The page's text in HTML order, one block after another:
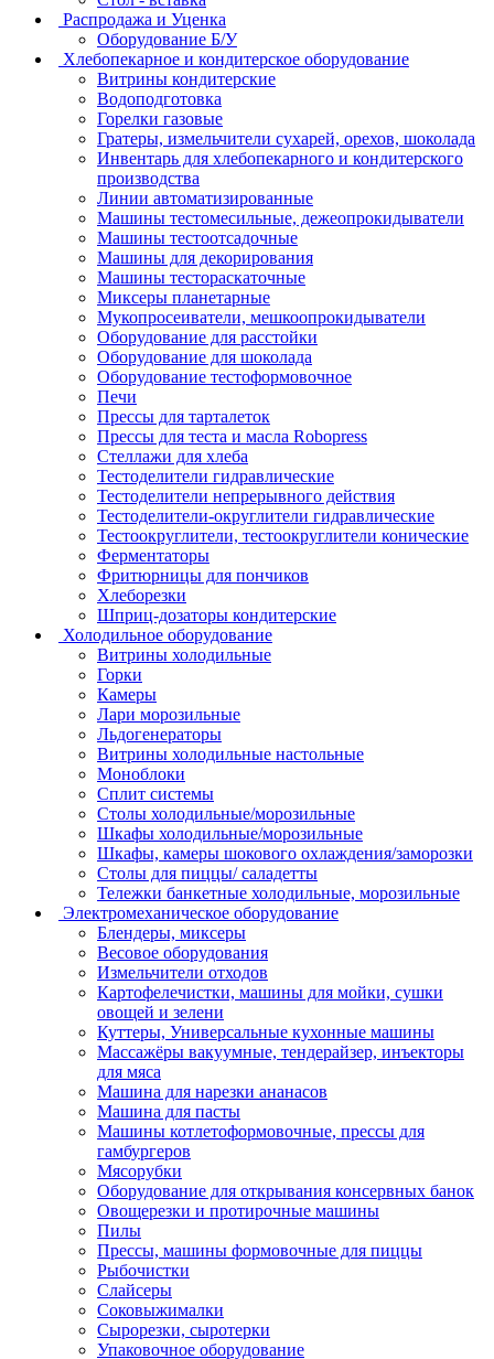
Распродажа и Уценка
Оборудование Б/У
Хлебопекарное и кондитерское оборудование
Витрины кондитерские
Водоподготовка
Горелки газовые
Гратеры, измельчители сухарей, орехов, шоколада
Инвентарь для хлебопекарного и кондитерского
производства
Линии автоматизированные
Машины тестомесильные, дежеопрокидыватели
Машины тестоотсадочные
Машины для декорирования
Машины тестораскаточные
Миксеры планетарные
Мукопросеиватели, мешкоопрокидыватели
Оборудование для расстойки
Оборудование для шоколада
Оборудование тестоформовочное
Печи
Прессы для тарталеток
Прессы для теста и масла Robopress
Стеллажи для хлеба
Тестоделители гидравлические
Тестоделители непрерывного действия
Тестоделители-округлители гидравлические
Тестоокруглители, тестоокруглители конические
Ферментаторы
Фритюрницы для пончиков
Хлеборезки
Шприц-дозаторы кондитерские
Холодильное оборудование
Витрины холодильные
Горки
Камеры
Лари морозильные
Льдогенераторы
Витрины холодильные настольные
Моноблоки
Сплит системы
Столы холодильные/морозильные
Шкафы холодильные/морозильные
Шкафы, камеры шокового охлаждения/заморозки
Столы для пиццы/ саладетты
Тележки банкетные холодильные, морозильные
Электромеханическое оборудование
Блендеры, миксеры
Весовое оборудования
Измельчители отходов
Картофелечистки, машины для мойки, сушки
овощей и зелени
Куттеры, Универсальные кухонные машины
Массажёры вакуумные, тендерайзер, инъекторы
для мяса
Машина для нарезки ананасов
Машина для пасты
Машины котлетоформовочные, прессы для
гамбургеров
Мясорубки
Оборудование для открывания консервных банок
Овощерезки и протирочные машины
Пилы
Прессы, машины формовочные для пиццы
Рыбочистки
Слайсеры
Соковыжималки
Сырорезки, сыротерки
Упаковочное оборудование